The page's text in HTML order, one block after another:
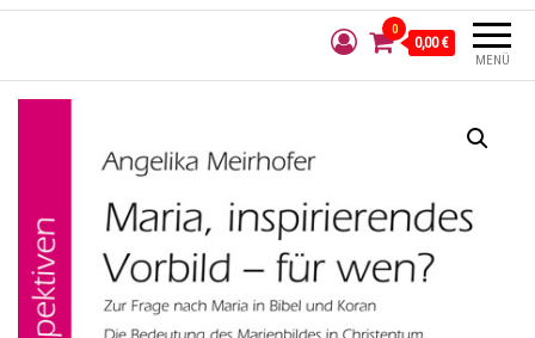
MENÜ
0
0,00 €